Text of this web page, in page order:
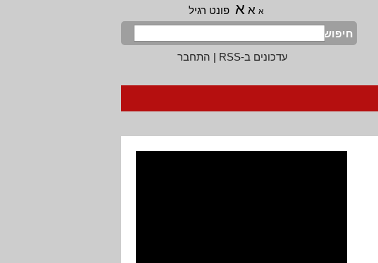
א א א פונט רגיל
חיפוש
עדכונים ב-RSS
| התחבר